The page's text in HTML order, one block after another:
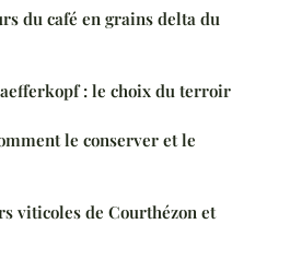
du café en grains delta du
: le choix du terroir
le conserver et le
viticoles de Courthézon et